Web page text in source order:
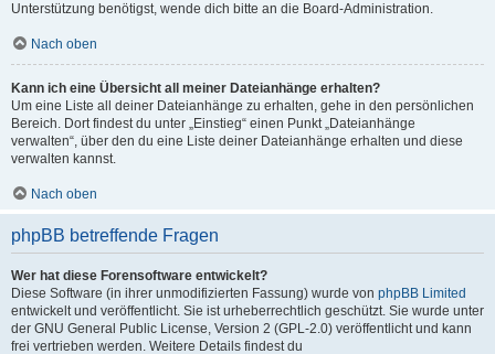
Unterstützung benötigst, wende dich bitte an die Board-Administration.
Nach oben
Kann ich eine Übersicht all meiner Dateianhänge erhalten?
Um eine Liste all deiner Dateianhänge zu erhalten, gehe in den persönlichen
Bereich. Dort findest du unter „Einstieg“ einen Punkt „Dateianhänge
verwalten“, über den du eine Liste deiner Dateianhänge erhalten und diese
verwalten kannst.
Nach oben
phpBB betreffende Fragen
Wer hat diese Forensoftware entwickelt?
Diese Software (in ihrer unmodifizierten Fassung) wurde von phpBB Limited
entwickelt und veröffentlicht. Sie ist urheberrechtlich geschützt. Sie wurde unter
der GNU General Public License, Version 2 (GPL-2.0) veröffentlicht und kann
frei vertrieben werden. Weitere Details findest du